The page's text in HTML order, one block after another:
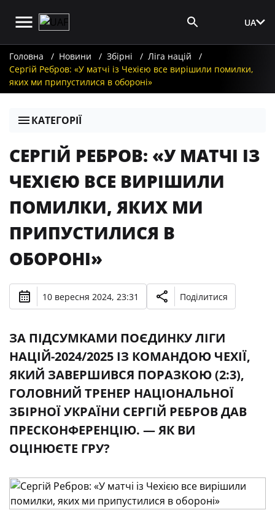
UA
Головна Новини Збірні
Ліга націй
Сергій Ребров: «У матчі із Чехією все вирішили помилки,
яких ми припустилися в обороні»
КАТЕГОРІЇ
СЕРГІЙ РЕБРОВ: «У МАТЧІ ІЗ
ЧЕХІЄЮ ВСЕ ВИРІШИЛИ
ПОМИЛКИ, ЯКИХ МИ
ПРИПУСТИЛИСЯ В
ОБОРОНІ»
10 вересня 2024, 23:31 Поділитися
ЗА ПІДСУМКАМИ ПОЄДИНКУ ЛІГИ
НАЦІЙ-2024/2025 ІЗ КОМАНДОЮ ЧЕХІЇ,
ЯКИЙ ЗАВЕРШИВСЯ ПОРАЗКОЮ (2:3),
ГОЛОВНИЙ ТРЕНЕР НАЦІОНАЛЬНОЇ
ЗБІРНОЇ УКРАЇНИ СЕРГІЙ РЕБРОВ ДАВ
ПРЕСКОНФЕРЕНЦІЮ. — ЯК ВИ
ОЦІНЮЄТЕ ГРУ?